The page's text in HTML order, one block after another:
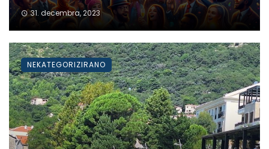
31. decembra, 2023
NEKATEGORIZIRANO